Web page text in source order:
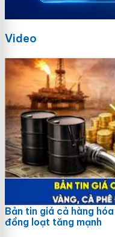
Video
Bản tin giá cả hàng
đồng loạt tăng mạnh